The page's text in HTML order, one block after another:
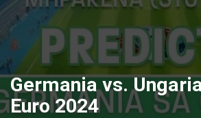
Germania vs.
Euro 2024